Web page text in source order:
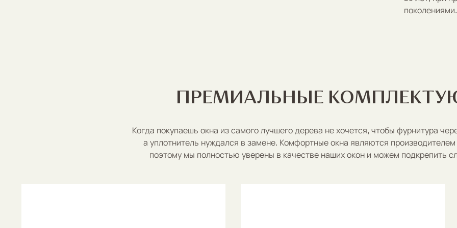
поколениями.
ПРЕМИАЛЬНЫЕ
Когда покупаешь окна из самого лучшего дерева не хочется, чтобы фурнитура
а уплотнитель нуждался в замене. Комфортные окна являются производителем
поэтому мы полностью уверены в качестве наших окон и можем подкрепить